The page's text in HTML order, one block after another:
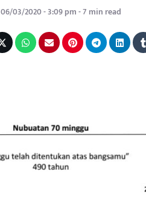
06/03/2020 - 3:09 pm - 7 min read